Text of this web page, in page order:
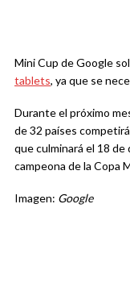
Mini Cup de Google
tablets, ya que se
Durante el próximo
de 32 países
que culminará el 18 de
campeona de la Copa
Imagen: Google